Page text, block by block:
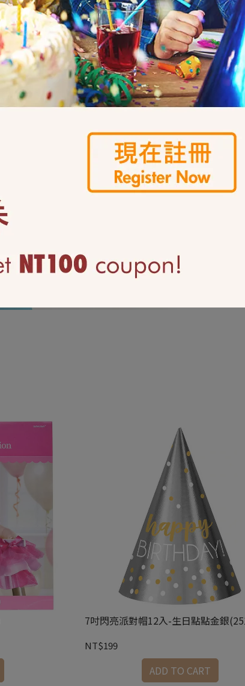
7吋閃亮派對帽12入-生日點點金銀
NT$199
ADD TO CART